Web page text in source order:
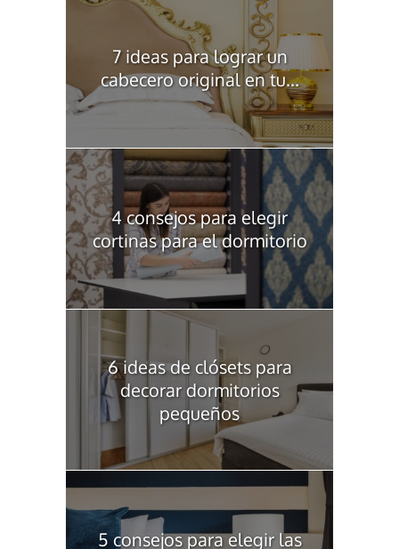
7 ideas para lograr un
cabecero original en tu...
4 consejos para elegir
cortinas para el dormitorio
6 ideas de clósets para
decorar dormitorios
pequeños
5 consejos para elegir las